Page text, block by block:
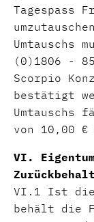
Tagespass
Umtauschs
(0)1806 -
Scorpio
bestätigt
Umtauschs
von 10,00 €
VI.
VI.1 Ist die
behält die